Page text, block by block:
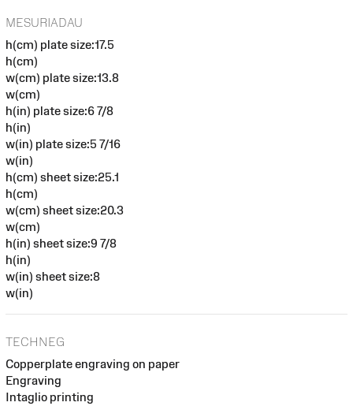
MESURIADAU
h(cm) plate size:17.5
h(cm)
w(cm) plate size:13.8
w(cm)
h(in) plate size:6 7/8
h(in)
w(in) plate size:5 7/16
w(in)
h(cm) sheet size:25.1
h(cm)
w(cm) sheet size:20.3
w(cm)
h(in) sheet size:9 7/8
h(in)
w(in) sheet size:8
w(in)
TECHNEG
Copperplate engraving on paper
Engraving
Intaglio printing